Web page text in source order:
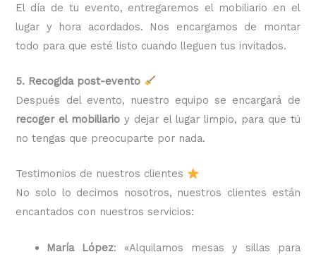
El día de tu evento, entregaremos el mobiliario en el
lugar y hora acordados. Nos encargamos de montar
todo para que esté listo cuando lleguen tus invitados.
5. Recogida post-evento
Después del evento, nuestro equipo se encargará de
recoger el mobiliario y dejar el lugar limpio, para que tú
no tengas que preocuparte por nada.
Testimonios de nuestros clientes
No solo lo decimos nosotros, nuestros clientes están
encantados con nuestros servicios:
María López: «Alquilamos mesas y sillas para